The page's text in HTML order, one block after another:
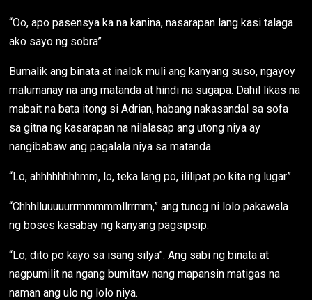
“Oo, apo pasensya ka na kanina, nasarapan lang kasi talaga
ako sayo ng sobra”
Bumalik ang binata at inalok muli ang kanyang suso, ngayoy
malumanay na ang matanda at hindi na sugapa. Dahil likas na
mabait na bata itong si Adrian, habang nakasandal sa sofa
sa gitna ng kasarapan na nilalasap ang utong niya ay
nangibabaw ang pagalala niya sa matanda.
“Lo, ahhhhhhhhmm, lo, teka lang po, ililipat po kita ng lugar”.
“Chhhlluuuuurrmmmmmllrrmm,” ang tunog ni lolo pakawala
ng boses kasabay ng kanyang pagsipsip.
“Lo, dito po kayo sa isang silya”. Ang sabi ng binata at
nagpumilit na ngang bumitaw nang mapansin matigas na
naman ang ulo ng lolo niya.